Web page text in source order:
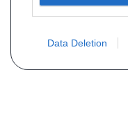
Data Deletion